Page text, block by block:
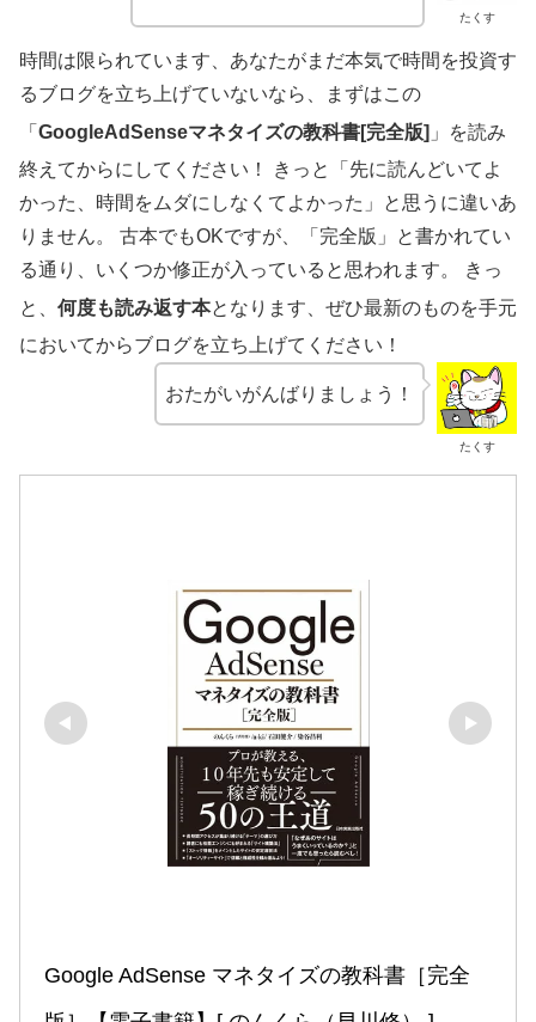
たくす
時間は限られています、あなたがまだ本気で時間を投資す
るブログを立ち上げていないなら、まずはこの
「 GoogleAdSenseマネタイズの教科書[完全版] 」を読み
終えてからにしてください！
きっと「先に読んどいてよ
かった、時間をムダにしなくてよかった」と思うに違いあ
りません。 古本でもOKですが、「完全版」と書かれてい
る通り、いくつか修正が入っていると思われます。 きっ
と、 何度も読み返す本となります、ぜひ最新のものを手元
においてからブログを立ち上げてください！
たくす
おたがいがんばりましょう！
Google AdSense マネタイズの教科書［完全